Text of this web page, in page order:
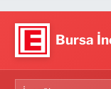
Bursa